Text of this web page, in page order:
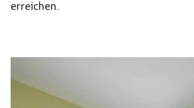
erreichen.